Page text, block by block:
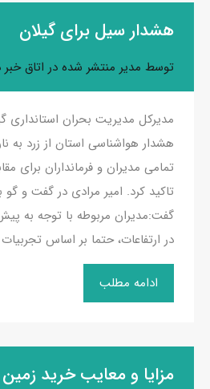
هشدار سیل برای گیلان
توسط مدیر منتشر شده در اتاق خبر
مدیرکل مدیریت بحران استانداری
هشدار هواشناسی استان از زرد به
تمامی مدیران و فرمانداران برای
تاکید کرد. امیر مرادی در گفت و گو
گفت:مدیران مربوطه با توجه به
در ارتفاعات، حتما بر اساس
ادامه مطلب
مزایا و معایب خرید زمین